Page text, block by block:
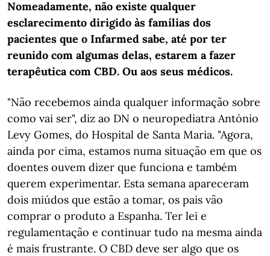
Nomeadamente, não existe qualquer
esclarecimento dirigido às famílias dos
pacientes que o Infarmed sabe, até por ter
reunido com algumas delas, estarem a fazer
terapêutica com CBD. Ou aos seus médicos.
"Não recebemos ainda qualquer informação sobre
como vai ser", diz ao DN o neuropediatra António
Levy Gomes, do Hospital de Santa Maria. "Agora,
ainda por cima, estamos numa situação em que os
doentes ouvem dizer que funciona e também
querem experimentar. Esta semana apareceram
dois miúdos que estão a tomar, os pais vão
comprar o produto a Espanha. Ter lei e
regulamentação e continuar tudo na mesma ainda
é mais frustrante. O CBD deve ser algo que os